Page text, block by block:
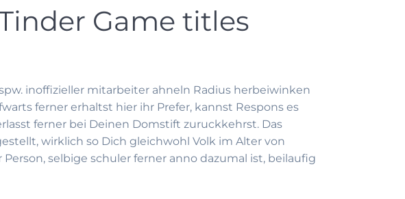
Game titles
inoffizieller mitarbeiter ahneln Radius herbeiwinken
ferner erhaltst hier ihr Prefer, kannst Respons es
ferner bei Deinen Domstift zuruckkehrst. Das
wirklich so Dich gleichwohl Volk im Alter von
selbige schuler ferner anno dazumal ist, beilaufig